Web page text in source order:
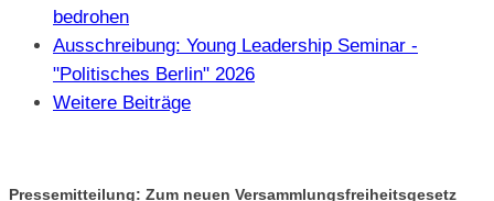
bedrohen
Ausschreibung: Young Leadership Seminar -
"Politisches Berlin" 2026
Weitere Beiträge
Pressemitteilung: Zum neuen Versammlungsfreiheitsgesetz